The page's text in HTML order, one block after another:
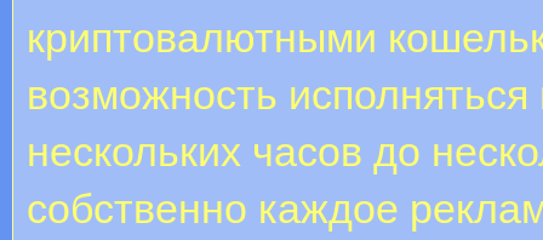
криптовалютными
возможность
нескольких часов до
собственно каждое